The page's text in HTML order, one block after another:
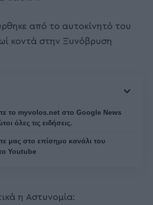
από το αυτοκίνητό του
κοντά στην Ξυνόβρυση
το myvolos.net στο Google News
όλες τις ειδήσεις.
μας στο επίσημο κανάλι του
Youtube
η Αστυνομία: